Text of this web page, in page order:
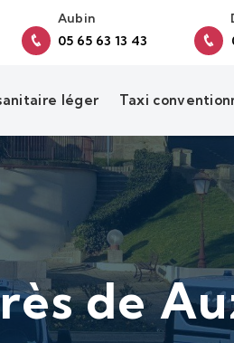
Aubin
05 65 63 13 43
léger Taxi
de